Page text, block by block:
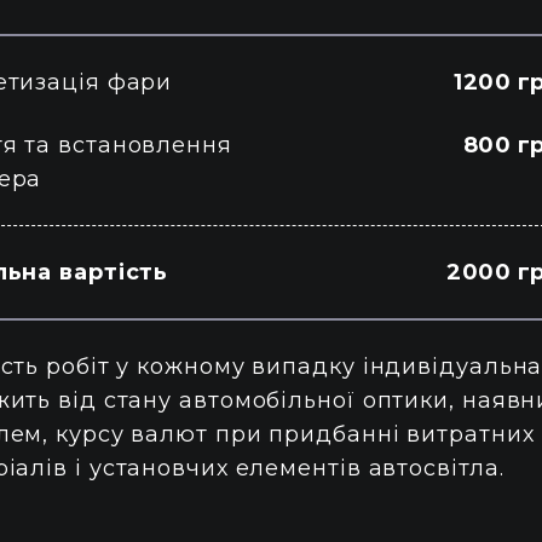
фари 1200
та встановлення
800
вартість 2000
робіт у кожному випадку індивідуальна
від стану автомобільної оптики,
курсу валют при придбанні витратних
і установчих елементів автосвітла.